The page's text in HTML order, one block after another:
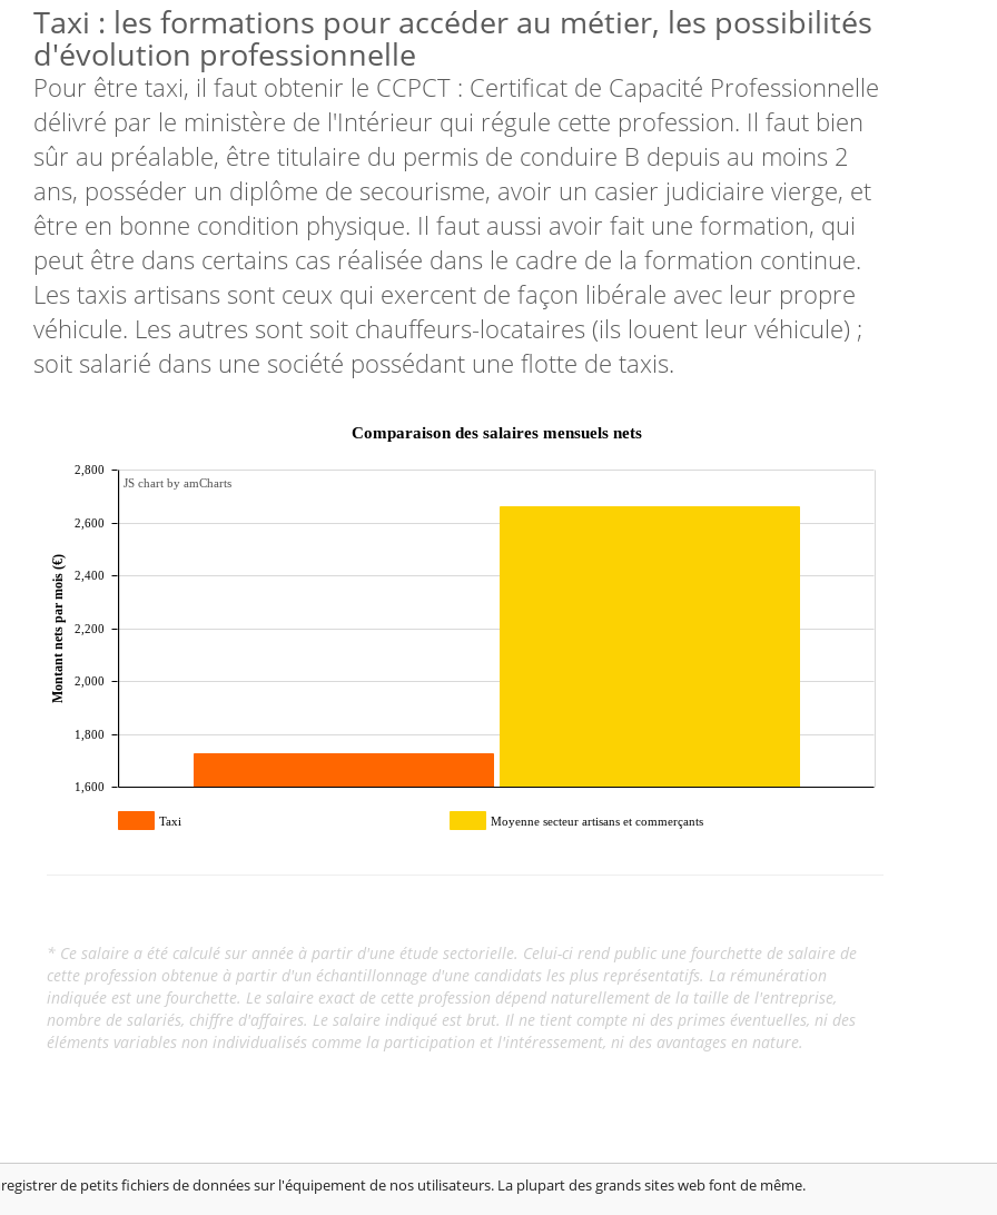
Taxi : les formations pour accéder au métier, les possibilités
d'évolution professionnelle
Pour être taxi, il faut obtenir le CCPCT : Certificat de Capacité Professionnelle
délivré par le ministère de l'Intérieur qui régule cette profession. Il faut bien
sûr au préalable, être titulaire du permis de conduire B depuis au moins 2
ans, posséder un diplôme de secourisme, avoir un casier judiciaire vierge, et
être en bonne condition physique. Il faut aussi avoir fait une formation, qui
peut être dans certains cas réalisée dans le cadre de la formation continue.
Les taxis artisans sont ceux qui exercent de façon libérale avec leur propre
véhicule. Les autres sont soit chauffeurs-locataires (ils louent leur véhicule) ;
soit salarié dans une société possédant une flotte de taxis.
1,600
1,800
2,000
2,200
2,400
2,600
2,800
Montant nets par mois (€)
Comparaison des salaires mensuels nets
JS chart by amCharts
Taxi Moyenne secteur artisans et commerçants
* Ce salaire a été calculé sur année à partir d'une étude sectorielle. Celui-ci rend public une fourchette de salaire de
cette profession obtenue à partir d'un échantillonnage d'une candidats les plus représentatifs. La rémunération
indiquée est une fourchette. Le salaire exact de cette profession dépend naturellement de la taille de l'entreprise,
nombre de salariés, chiffre d'affaires. Le salaire indiqué est brut. Il ne tient compte ni des primes éventuelles, ni des
éléments variables non individualisés comme la participation et l'intéressement, ni des avantages en nature.
minimum apprenti? Grille de salaire apprenti, Calcul salaire net, net en brut.
de petits fichiers de données sur l'équipement de nos utilisateurs. La plupart des grands sites web font de même.